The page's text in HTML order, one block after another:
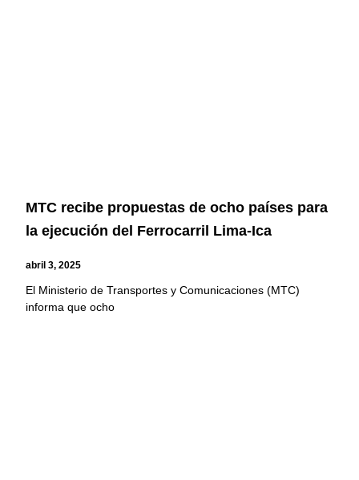
MTC recibe propuestas de ocho países para
la ejecución del Ferrocarril Lima-Ica
abril 3, 2025
El Ministerio de Transportes y Comunicaciones (MTC)
informa que ocho